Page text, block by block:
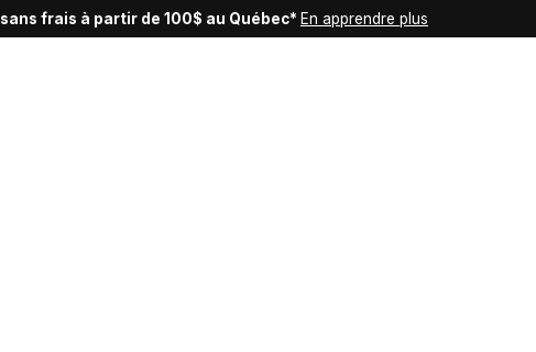
sans frais à partir de 100$ au Québec* En apprendre plus